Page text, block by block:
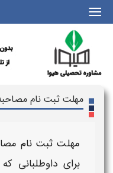
|||
مهلت ثبت نام
مهلت ثبت نام
برای داوطلبانی